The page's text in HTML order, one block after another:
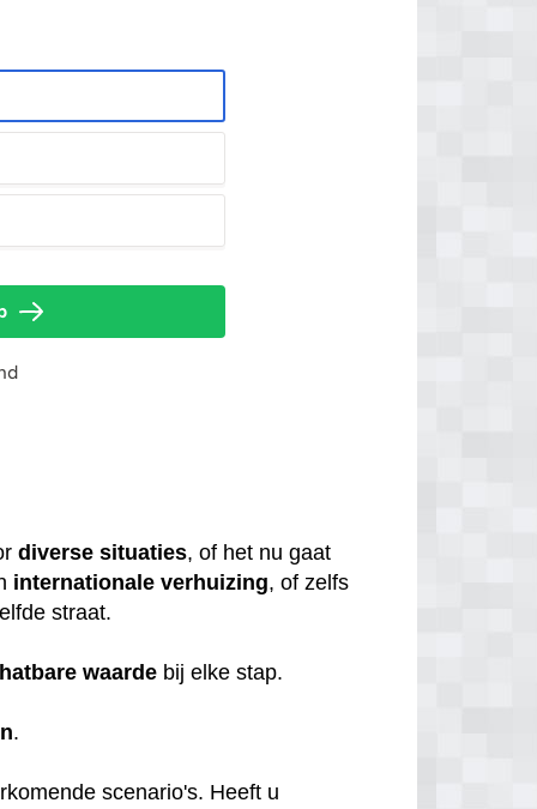
diverse situaties, of het nu gaat
internationale verhuizing, of zelfs
straat.
waarde bij elke stap.
.
scenario's. Heeft u